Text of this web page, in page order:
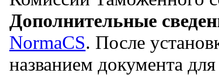
Дополнительные
NormaCS. После
названием документа